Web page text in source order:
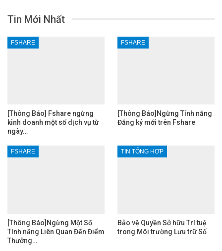
Tin Mới Nhất
FSHARE
[Thông Báo] Fshare ngừng
kinh doanh một số dịch vụ từ
ngày…
FSHARE
[Thông Báo]Ngừng Tính năng
Đăng ký mới trên Fshare
FSHARE
[Thông Báo]Ngừng Một Số
Tính năng Liên Quan Đến Điểm
Thưởng…
TIN TỔNG HỢP
Bảo vệ Quyền Sở hữu Trí tuệ
trong Môi trường Lưu trữ Số